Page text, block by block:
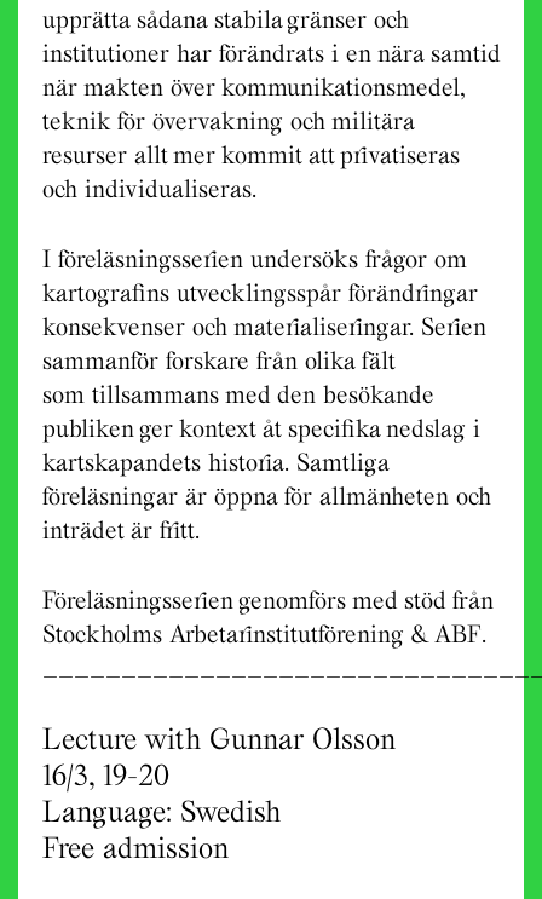
upprätta sådana stabila gränser och
institutioner har förändrats i en nära samtid
när makten över kommunikationsmedel,
teknik för övervakning och militära
resurser allt mer kommit att privatiseras
och individualiseras.
I föreläsningsserien undersöks frågor om
kartografins utvecklingsspår förändringar
konsekvenser och materialiseringar. Serien
sammanför forskare från olika fält
som tillsammans med den besökande
publiken ger kontext åt specifika nedslag i
kartskapandets historia. Samtliga
föreläsningar är öppna för allmänheten och
inträdet är fritt.
Föreläsningsserien genomförs med stöd från
Stockholms Arbetarinstitutförening & ABF.
Lecture with Gunnar Olsson
16/3, 19-20
Language: Swedish
Free admission